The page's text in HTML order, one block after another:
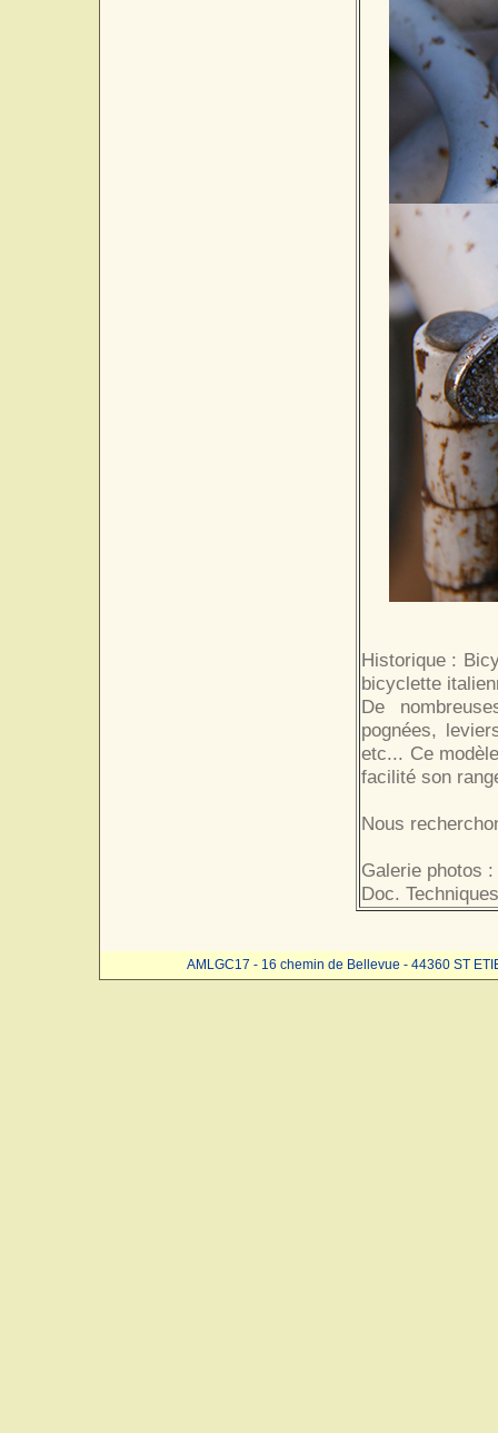
Historique :
bicyclette
De
pognées,
etc... Ce
facilité son
Nous
Galerie photos :
Doc.
AMLGC17 - 16 chemin de Bellevue - 44360 ST